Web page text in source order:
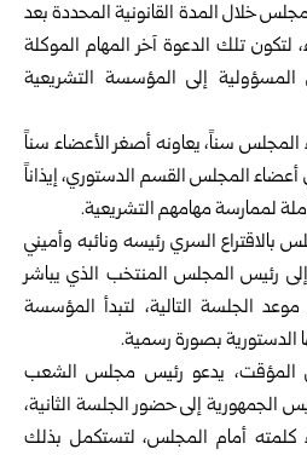
خلال ‏المدة القانونية المحددة بعد
تلك الدعوة آخر المهام ‏الموكلة
المسؤولية إلى المؤسسة التشريعية
المجلس سناً، يعاونه أصغر الأعضاء سناً
المجلس القسم الدستوري، إيذاناً
لممارسة مهامهم التشريعية.‏
بالاقتراع السري رئيسه ونائبه وأميني
إلى رئيس المجلس المنتخب الذي يباشر
‏الجلسة التالية، لتبدأ المؤسسة
الدستورية بصورة رسمية.‏
المؤقت، يدعو رئيس مجلس الشعب
الجمهورية إلى حضور الجلسة الثانية،
كلمته ‏أمام المجلس، لتستكمل بذلك